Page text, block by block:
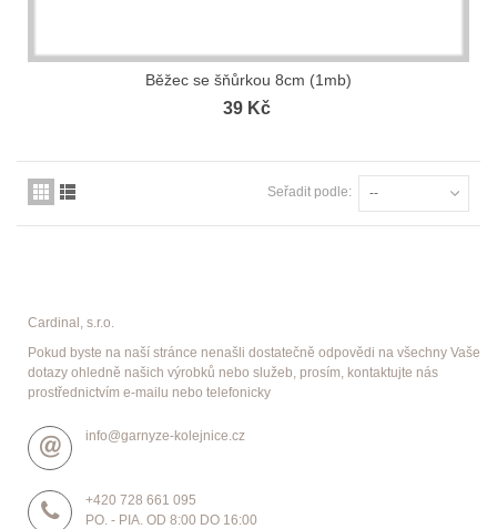
Běžec se šňůrkou 8cm (1mb)
39 Kč
Seřadit podle: --
Cardinal, s.r.o.
Pokud byste na naší stránce nenašli dostatečně odpovědi na všechny Vaše
dotazy ohledně našich výrobků nebo služeb, prosím, kontaktujte nás
prostřednictvím e-mailu nebo telefonicky
info@garnyze-kolejnice.cz
+420 728 661 095
PO. - PIA. OD 8:00 DO 16:00